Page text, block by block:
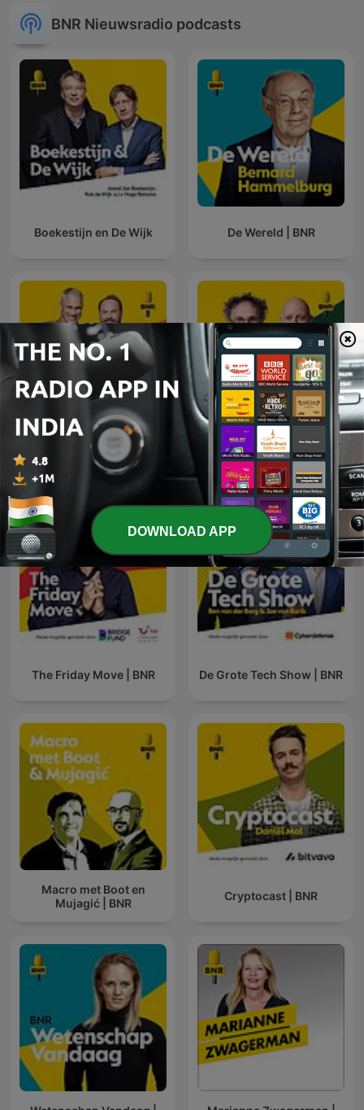
BNR Nieuwsradio podcasts
Boekestijn en De Wijk De Wereld | BNR
De Nationale Autoshow |
BNR
De Technoloog | BNR
The Friday Move | BNR De Grote Tech Show | BNR
Macro met Boot en
Mujagić | BNR
Cryptocast | BNR
DOWNLOAD APP